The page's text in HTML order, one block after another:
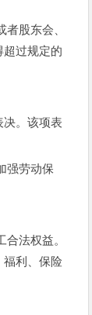
股东会、
超过规定的
。该项表
强劳动保
法权益。
利、保险